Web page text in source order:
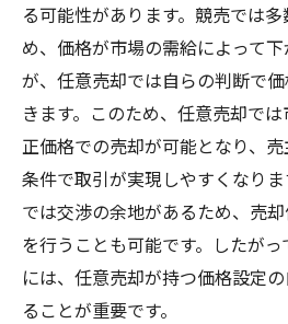
る可能性があります。競売では
め、価格が市場の需給によって
が、任意売却では自らの判断で
きます。このため、任意売却で
正価格での売却が可能となり、
条件で取引が実現しやすくなり
では交渉の余地があるため、売
を行うことも可能です。したが
には、任意売却が持つ価格設定
ることが重要です。